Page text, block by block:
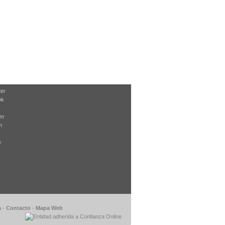
- Contacto - Mapa Web